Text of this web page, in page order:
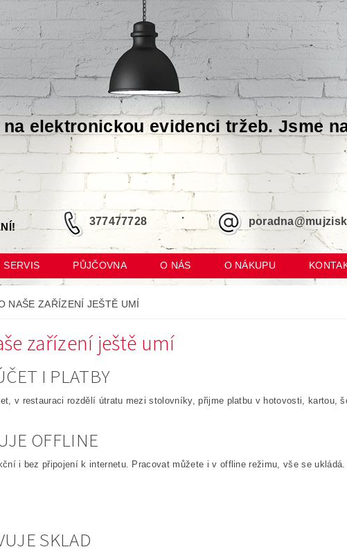
elektronickou evidenci tržeb. Jsme
377477728
SERVIS PŮJČOVNA O NÁS O NÁKUPU
NAŠE ZAŘÍZENÍ JEŠTĚ UMÍ
zařízení ještě umí
I PLATBY
v restauraci rozdělí útratu mezi stolovníky, přijme platbu v hotovosti, kartou,
OFFLINE
i bez připojení k internetu. Pracovat můžete i v offline režimu, vše se
SKLAD